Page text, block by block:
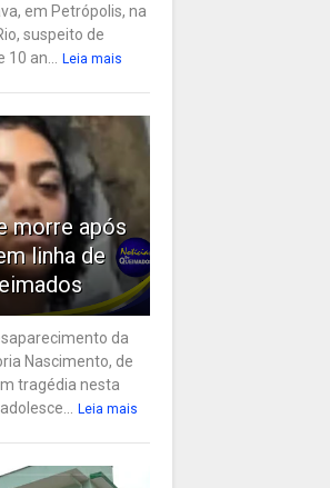
em Petrópolis, na
suspeito de
an...
Leia mais
morre após
linha de
da
Nascimento, de
tragédia nesta
Leia mais